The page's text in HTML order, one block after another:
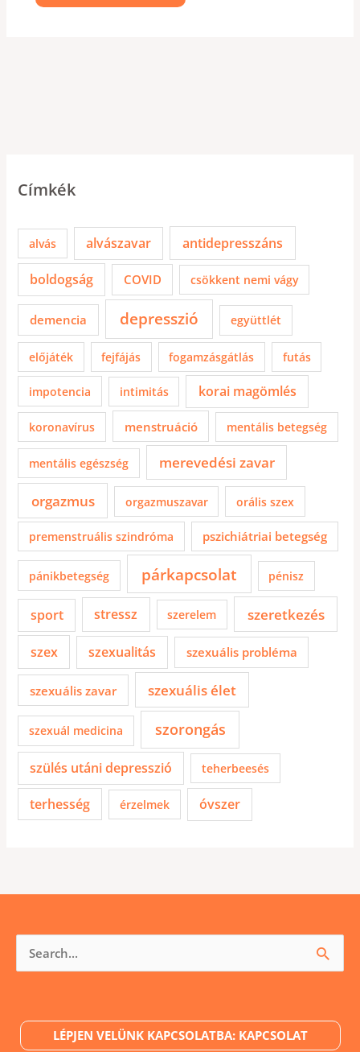
Címkék
alvás alvászavar antidepresszáns
boldogság COVID csökkent nemi vágy
demencia depresszió együttlét
előjáték fejfájás fogamzásgátlás futás
impotencia intimitás korai magömlés
koronavírus menstruáció mentális betegség
mentális egészség merevedési zavar
orgazmus orgazmuszavar orális szex
premenstruális szindróma pszichiátriai betegség
pánikbetegség párkapcsolat pénisz
sport stressz szerelem szeretkezés
szex szexualitás szexuális probléma
szexuális zavar szexuális élet
szexuál medicina szorongás
szülés utáni depresszió teherbeesés
terhesség érzelmek óvszer
Keresés
LÉPJEN VELÜNK KAPCSOLATBA: KAPCSOLAT